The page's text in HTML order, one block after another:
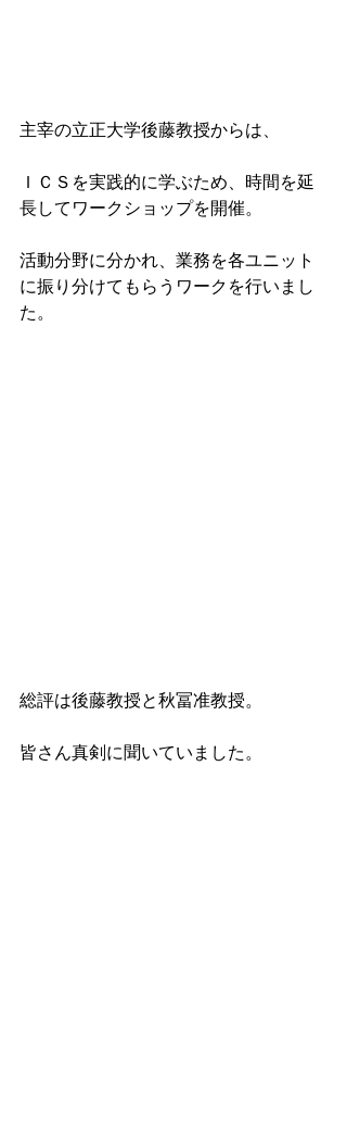
主宰の立正大学後藤教授からは、
ＩＣＳを実践的に学ぶため、時間を延
長してワークショップを開催。
活動分野に分かれ、業務を各ユニット
に振り分けてもらうワークを行いまし
た。
総評は後藤教授と秋冨准教授。
皆さん真剣に聞いていました。